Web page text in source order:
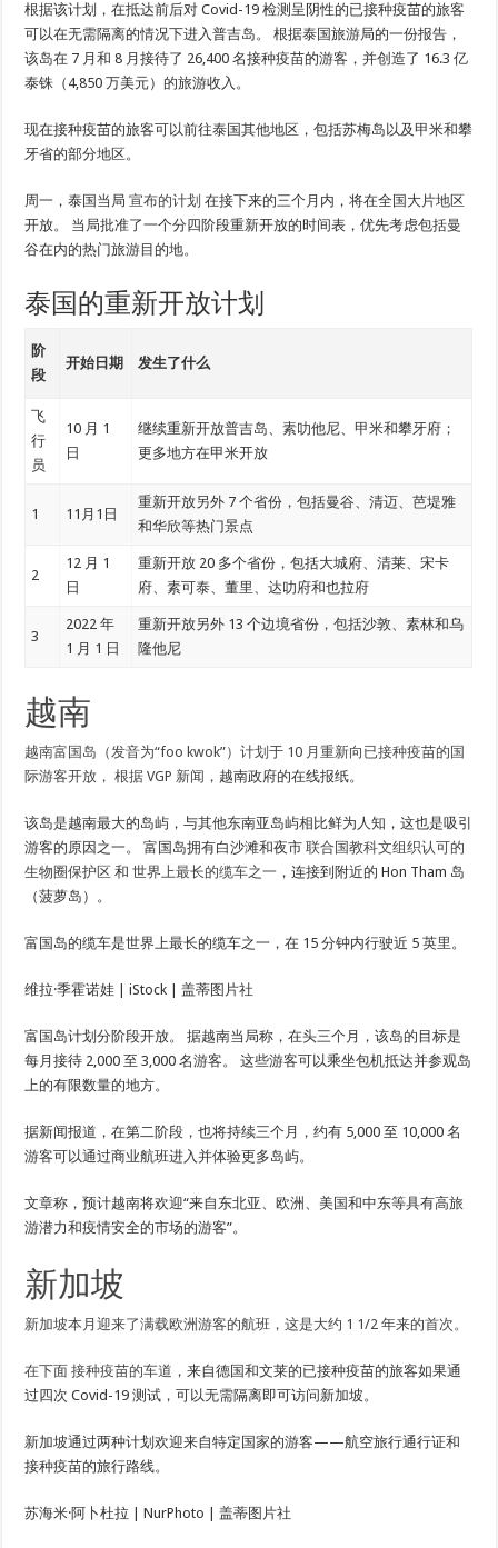
根据该计划，在抵达前后对 Covid-19 检测呈阴性的已接种疫苗的旅客
可以在无需隔离的情况下进入普吉岛。 根据泰国旅游局的一份报告，
该岛在 7 月和 8 月接待了 26,400 名接种疫苗的游客，并创造了 16.3 亿
泰铢（4,850 万美元）的旅游收入。
现在接种疫苗的旅客可以前往泰国其他地区，包括苏梅岛以及甲米和攀
牙省的部分地区。
周一，泰国当局宣布的计划 在接下来的三个月内，将在全国大片地区
开放。 当局批准了一个分四阶段重新开放的时间表，优先考虑包括曼
谷在内的热门旅游目的地。
泰国的重新开放计划
阶
段
开始日期 发生了什么
飞
行
员
10 月 1
日
继续重新开放普吉岛、素叻他尼、甲米和攀牙府；
更多地方在甲米开放
1 11月1日
重新开放另外 7 个省份，包括曼谷、清迈、芭堤雅
和华欣等热门景点
2
12 月 1
日
重新开放 20 多个省份，包括大城府、清莱、宋卡
府、素可泰、董里、达叻府和也拉府
3
2022 年
1 月 1 日
重新开放另外 13 个边境省份，包括沙敦、素林和乌
隆他尼
越南
越南富国岛（发音为“foo kwok”）计划于 10 月重新向已接种疫苗的国
际游客开放，根据 VGP 新闻 ，越南政府的在线报纸。
该岛是越南最大的岛屿，与其他东南亚岛屿相比鲜为人知，这也是吸引
游客的原因之一。 富国岛拥有白沙滩和夜市联合国教科文组织认可的
生物圈保护区 和世界上最长的缆车之一 ，连接到附近的 Hon Tham 岛
（菠萝岛）。
富国岛的缆车是世界上最长的缆车之一，在 15 分钟内行驶近 5 英里。
维拉·季霍诺娃 | iStock | 盖蒂图片社
富国岛计划分阶段开放。 据越南当局称，在头三个月，该岛的目标是
每月接待 2,000 至 3,000 名游客。 这些游客可以乘坐包机抵达并参观岛
上的有限数量的地方。
据新闻报道，在第二阶段，也将持续三个月，约有 5,000 至 10,000 名
游客可以通过商业航班进入并体验更多岛屿。
文章称，预计越南将欢迎“来自东北亚、欧洲、美国和中东等具有高旅
游潜力和疫情安全的市场的游客”。
新加坡
新加坡本月迎来了满载欧洲游客的航班，这是大约 1 1/2 年来的首次。
在下面接种疫苗的车道 ，来自德国和文莱的已接种疫苗的旅客如果通
过四次 Covid-19 测试，可以无需隔离即可访问新加坡。
新加坡通过两种计划欢迎来自特定国家的游客——航空旅行通行证和
接种疫苗的旅行路线。
苏海米·阿卜杜拉 | NurPhoto | 盖蒂图片社